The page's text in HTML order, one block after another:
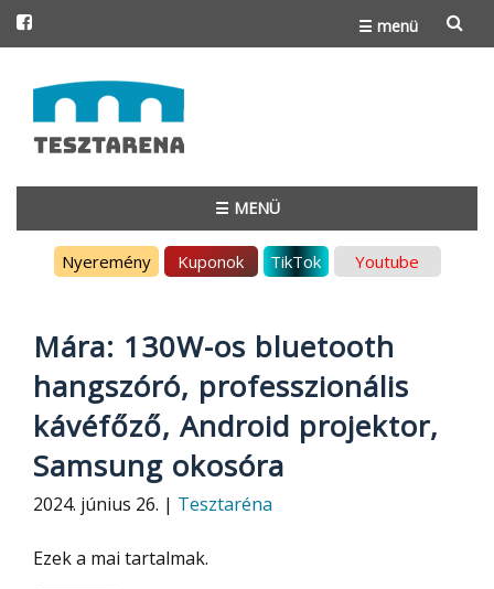
☰ menü
to
content
☰ MENÜ
Nyeremény Kuponok TikTok Youtube
Mára: 130W-os bluetooth
hangszóró, professzionális
kávéfőző, Android projektor,
Samsung okosóra
2024. június 26. | Tesztaréna
Ezek a mai tartalmak.